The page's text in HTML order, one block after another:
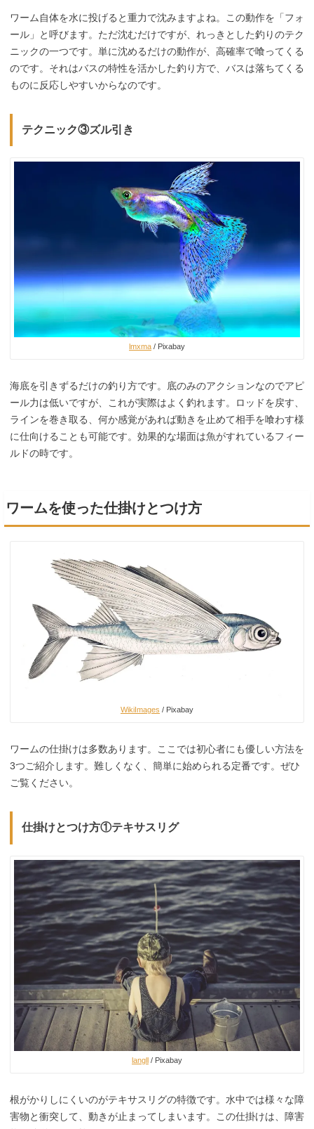
ワーム自体を水に投げると重力で沈みますよね。この動作を「フォ
ール」と呼びます。ただ沈むだけですが、れっきとした釣りのテク
ニックの一つです。単に沈めるだけの動作が、高確率で喰ってくる
のです。それはバスの特性を活かした釣り方で、バスは落ちてくる
ものに反応しやすいからなのです。
テクニック③ズル引き
lmxma / Pixabay
海底を引きずるだけの釣り方です。底のみのアクションなのでアピ
ール力は低いですが、これが実際はよく釣れます。ロッドを戻す、
ラインを巻き取る、何か感覚があれば動きを止めて相手を喰わす様
に仕向けることも可能です。効果的な場面は魚がすれているフィー
ルドの時です。
ワームを使った仕掛けとつけ方
WikiImages / Pixabay
ワームの仕掛けは多数あります。ここでは初心者にも優しい方法を
3つご紹介します。難しくなく、簡単に始められる定番です。ぜひ
ご覧ください。
仕掛けとつけ方①テキサスリグ
langll / Pixabay
根がかりしにくいのがテキサスリグの特徴です。水中では様々な障
害物と衝突して、動きが止まってしまいます。
この仕掛けは、障害